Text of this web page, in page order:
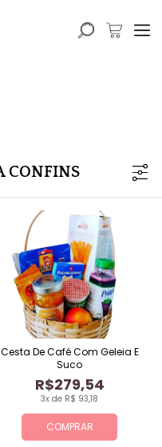
CONFINS
COMPRAR
3x de R$ 93,18
R$279,54
Cesta De Café Com Geleia E
Suco